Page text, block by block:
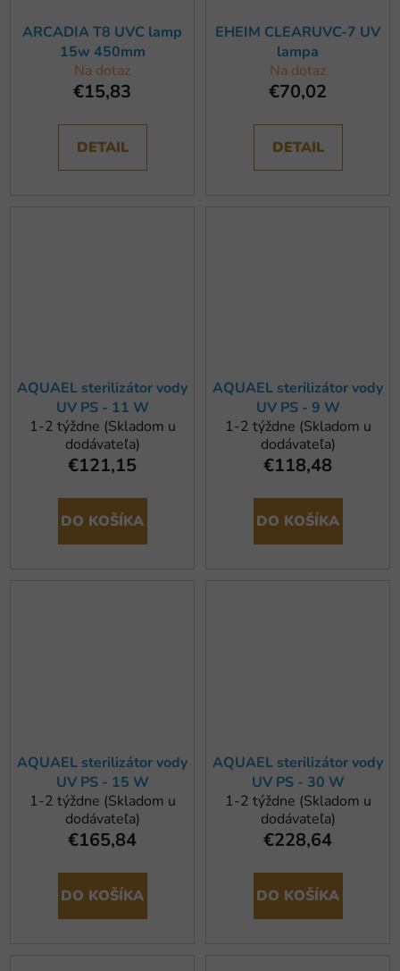
ARCADIA T8 UVC lamp
15w 450mm
Na dotaz
€15,83
DETAIL
EHEIM CLEARUVC-7 UV
lampa
Na dotaz
€70,02
DETAIL
AQUAEL sterilizátor vody
UV PS - 11 W
1-2 týždne (Skladom u
dodávateľa)
€121,15
DO KOŠÍKA
AQUAEL sterilizátor vody
UV PS - 9 W
1-2 týždne (Skladom u
dodávateľa)
€118,48
DO KOŠÍKA
AQUAEL sterilizátor vody
UV PS - 15 W
1-2 týždne (Skladom u
dodávateľa)
€165,84
DO KOŠÍKA
AQUAEL sterilizátor vody
UV PS - 30 W
1-2 týždne (Skladom u
dodávateľa)
€228,64
DO KOŠÍKA